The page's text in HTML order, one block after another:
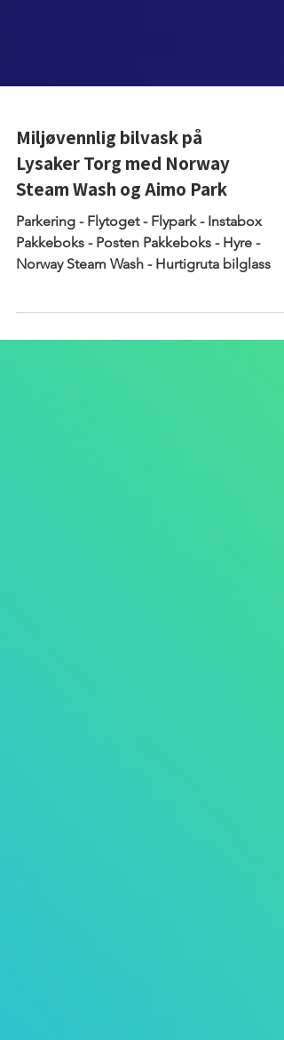
Miljøvennlig bilvask på
Lysaker Torg med Norway
Steam Wash og Aimo Park
Parkering - Flytoget - Flypark - Instabox
Norway Steam Wash - Hurtigruta bilglass